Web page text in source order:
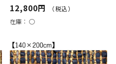
12,800円
（税込）
在庫：○